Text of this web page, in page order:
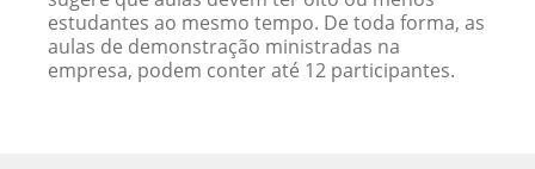
estudantes ao mesmo tempo. De toda forma, as
aulas de demonstração ministradas na
empresa, podem conter até 12 participantes.